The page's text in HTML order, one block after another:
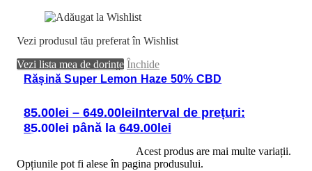
Vezi produsul tău preferat în Wishlist
Vezi lista mea de dorințe Închide
Rășină Super Lemon Haze 50% CBD
85.00lei – 649.00leiInterval de prețuri:
85.00lei până la 649.00lei
Acest produs are mai multe variații.
Opțiunile pot fi alese în pagina produsului.